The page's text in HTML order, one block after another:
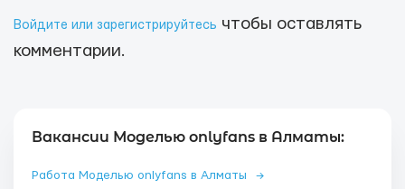
Войдите или зарегистрируйтесь чтобы оставлять
комментарии.
Вакансии Моделью onlyfans в Алматы:
Работа Моделью onlyfans в Алматы →